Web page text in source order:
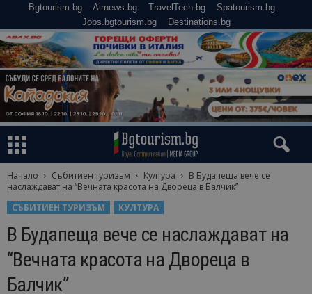
Bgtourism.bg Airnews.bg TravelTech.bg
Spatourism.bg
Jobs.bgtourism.bg
Destinations.bg
Начало Събитиен туризъм Култура
В Будапеща вече се
наслаждават на “Вечната красота на Двореца в Балчик”
СЪБИТИЕН ТУРИЗЪМ
КУЛТУРА
В Будапеща вече се наслаждават на
“Вечната красота на Двореца в
Балчик”